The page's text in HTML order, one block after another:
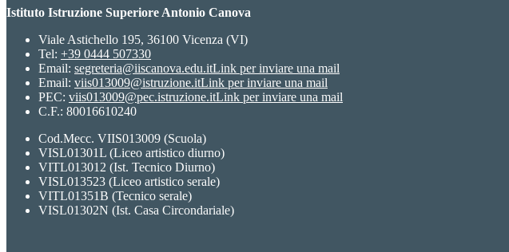
Istituto Istruzione Superiore Antonio Canova
Viale Astichello 195, 36100 Vicenza (VI)
Tel: +39 0444 507330
Email: segreteria@iiscanova.edu.itLink per inviare una mail
Email: viis013009@istruzione.itLink per inviare una mail
PEC: viis013009@pec.istruzione.itLink per inviare una mail
C.F.: 80016610240
Cod.Mecc. VIIS013009 (Scuola)
VISL01301L (Liceo artistico diurno)
VITL013012 (Ist. Tecnico Diurno)
VISL013523 (Liceo artistico serale)
VITL01351B (Tecnico serale)
VISL01302N (Ist. Casa Circondariale)